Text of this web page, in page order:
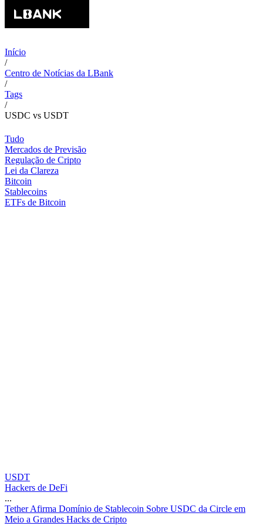
Início
/
Centro de Notícias da LBank
/
Tags
/
USDC vs USDT
Tudo
Mercados de Previsão
Regulação de Cripto
Lei da Clareza
Bitcoin
Stablecoins
ETFs de Bitcoin
USDT
Hackers de DeFi
...
Tether Afirma Domínio de Stablecoin Sobre USDC da Circle em
Meio a Grandes Hacks de Cripto